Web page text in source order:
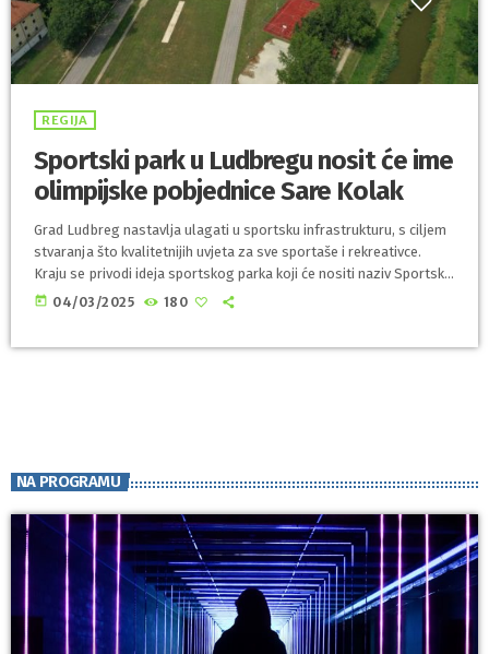
REGIJA
Sportski park u Ludbregu nosit će ime
olimpijske pobjednice Sare Kolak
Grad Ludbreg nastavlja ulagati u sportsku infrastrukturu, s ciljem
stvaranja što kvalitetnijih uvjeta za sve sportaše i rekreativce.
Kraju se privodi ideja sportskog parka koji će nositi naziv Sportski
park ‘Sara Kolak’ u čast ludbreške olimpijske pobjednice. -Uz
today 04/03/2025 180
NA PROGRAMU